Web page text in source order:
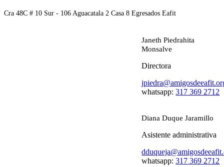
Cra 48C # 10 Sur - 106 Aguacatala 2 Casa 8 Egresados Eafit
Janeth Piedrahita
Monsalve
Directora
whatsapp:317 369 2712
Diana Duque Jaramillo
Asistente administrativa
whatsapp:317 369 2712